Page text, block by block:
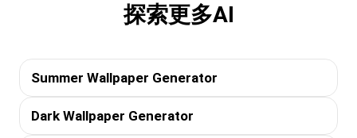
探索更多AI
Summer Wallpaper Generator
Dark Wallpaper Generator